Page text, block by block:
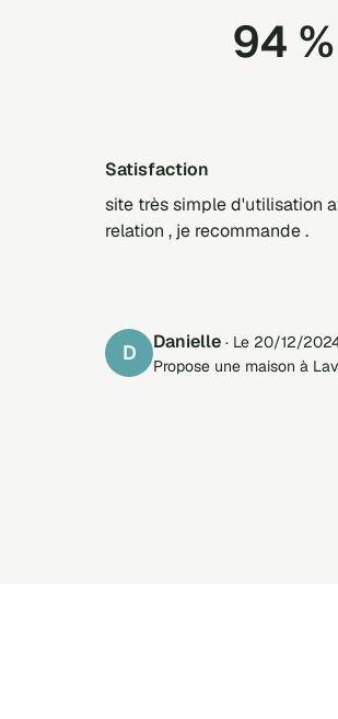
94
satisfaction
site très simple d'utilisation
relation , je recommande .
D danielle · Le 20/12/
Propose une maison à